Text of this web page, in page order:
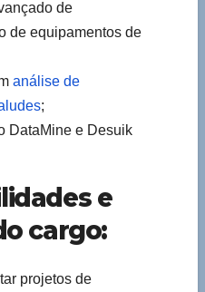
de
de equipamentos de
análise de
;
DataMine e Desuik
e
cargo:
projetos de